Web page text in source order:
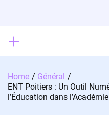
Home
Général
ENT Poitiers : Un Outil
l’Éducation dans